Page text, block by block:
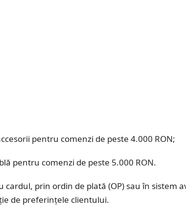
pentru comenzi de peste 4.000 RON;
pentru comenzi de peste 5.000 RON.
cardul, prin ordin de plată (OP) sau în sistem
de preferințele clientului.